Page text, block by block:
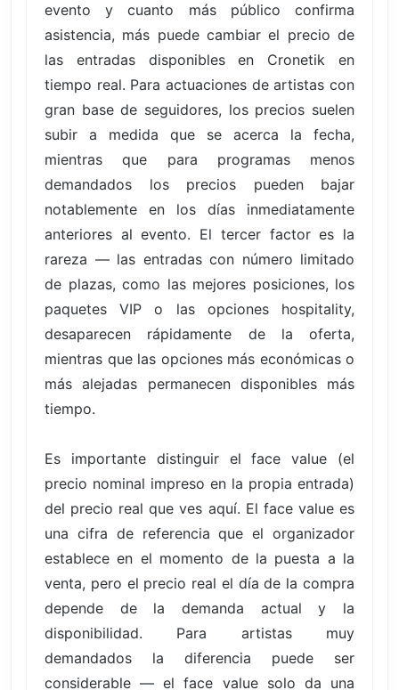
evento y cuanto más público confirma
asistencia, más puede cambiar el precio de
las entradas disponibles en Cronetik en
tiempo real. Para actuaciones de artistas con
gran base de seguidores, los precios suelen
subir a medida que se acerca la fecha,
mientras que para programas menos
demandados los precios pueden bajar
notablemente en los días inmediatamente
anteriores al evento. El tercer factor es la
rareza — las entradas con número limitado
de plazas, como las mejores posiciones, los
paquetes VIP o las opciones hospitality,
desaparecen rápidamente de la oferta,
mientras que las opciones más económicas o
más alejadas permanecen disponibles más
tiempo.
Es importante distinguir el face value (el
precio nominal impreso en la propia entrada)
del precio real que ves aquí. El face value es
una cifra de referencia que el organizador
establece en el momento de la puesta a la
venta, pero el precio real el día de la compra
depende de la demanda actual y la
disponibilidad. Para artistas muy
demandados la diferencia puede ser
considerable — el face value solo da una